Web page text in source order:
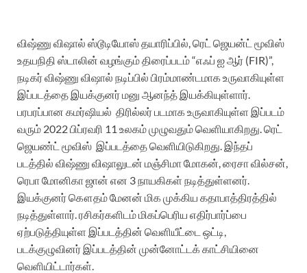
விஷ்ணு விஷால் ஸ்டூடியோஸ் தயாரிப்பில், ரெட் ஜெயன்ட் மூவிஸ்
உதயநிதி ஸ்டாலின் வழங்கும் திரைப்படம் “எஃப் ஐ ஆர் (FIR)”,
நடிகர் விஷ்ணு விஷால் நடிப்பில் பிரம்மாண்டமாக உருவாகியுள்ள
இப்படத்தை இயக்குனர் மனு ஆனந்த் இயக்கியுள்ளார்.
பரபரப்பான கமர்ஷியல் திரில்லர் படமாக உருவாகியுள்ள இப்படம்
வரும் 2022 பிப்ரவரி 11 உலகம் முழுவதும் வெளியாகிறது. ரெட்
ஜெயண்ட் மூவிஸ் இப்படத்தை வெளியிடுகிறது. இந்தப்
படத்தில் விஷ்ணு விஷாலுடன் மஞ்சிமா மோகன், ரைசா வில்சன்,
ரெபா மோனிகா ஜான் என 3 நாயகிகள் நடித்துள்ளனர்.
இயக்குனர் கௌதம் மேனன் மிக முக்கிய கதாபாத்திரத்தில்
நடித்துள்ளார். ரசிகர்களிடம் மிகப்பெரிய எதிர்பார்ப்பை
ஏற்படுத்தியுள்ள இப்படத்தின் வெளியீட்டை ஒட்டி,
படக்குழுவினர் இப்படத்தின் முன்னோட்டக் காட்சியினை
வெளியிட்டார்கள்.